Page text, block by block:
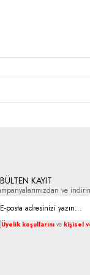
KAYIT
ve
Üyelik koşullarını ve kişisel